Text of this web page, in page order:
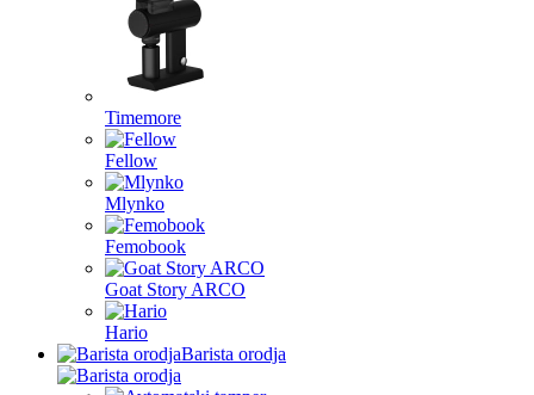
Timemore
Fellow
Mlynko
Femobook
Goat Story ARCO
Hario
Barista orodja